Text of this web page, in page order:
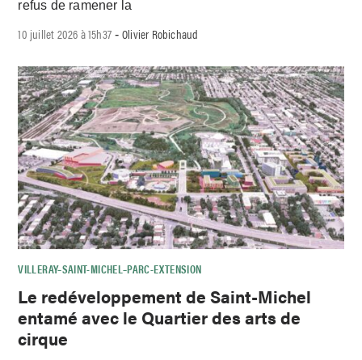
refus de ramener la
10 juillet 2026 à 15h37 -Olivier Robichaud
VILLERAY–SAINT-MICHEL–PARC-EXTENSION
Le redéveloppement de Saint-Michel
entamé avec le Quartier des arts de
cirque